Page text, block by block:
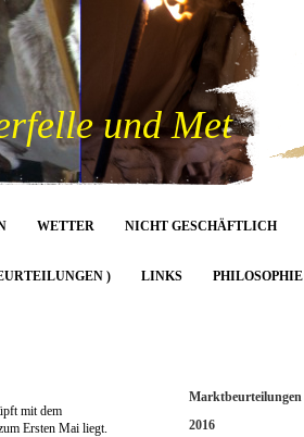
und Met
WETTER NICHT GESCHÄFTLICH
) LINKS PHILOSOPHIE
mit dem
Ersten Mai liegt.
Marktbeurteilungen
2016